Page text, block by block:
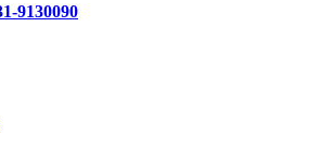
9130090